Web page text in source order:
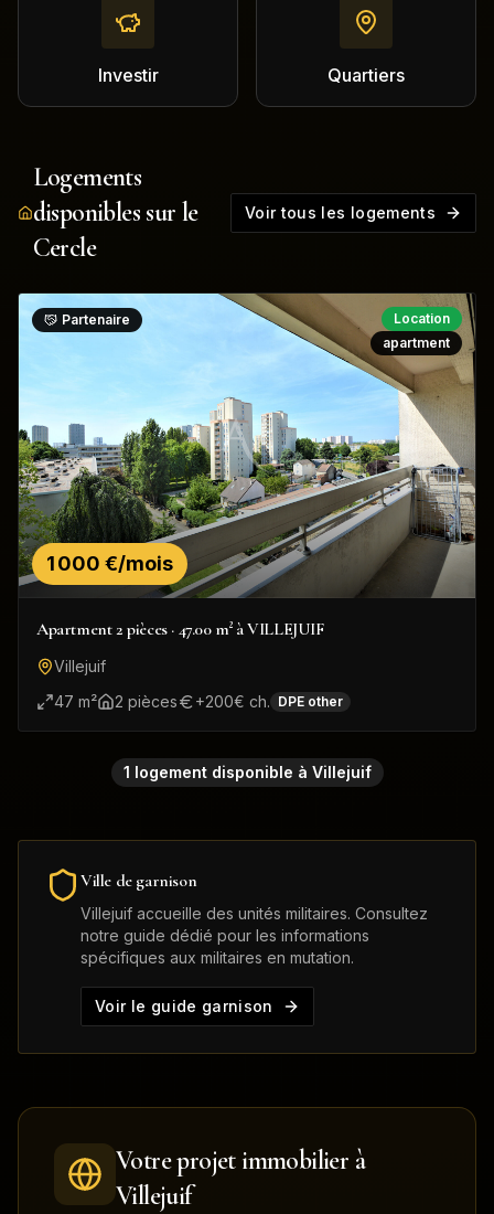
Investir Quartiers
Logements
disponibles sur le
Cercle
Voir tous les logements
1 000 €/mois
Partenaire
Location
apartment
Apartment 2 pièces · 47.00 m² à VILLEJUIF
Villejuif
47 m² 2 pièces +200€ ch. DPE other
1 logementdisponible à Villejuif
Ville de garnison
Villejuif accueille des unités militaires. Consultez
notre guide dédié pour les informations
spécifiques aux militaires en mutation.
Voir le guide garnison
Votre projet immobilier à
Villejuif